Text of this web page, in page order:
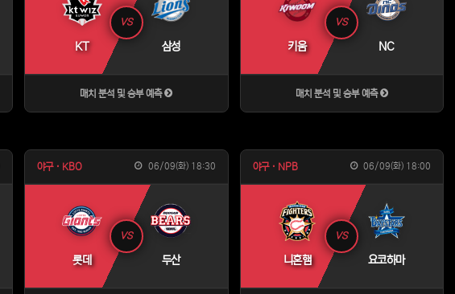
KT
VS
삼성
매치 분석 및 승부 예측
키움
VS
NC
매치 분석 및 승부 예측
야구 · KBO 06/09(화) 18:30
롯데
VS
두산
야구 · NPB 06/09(화) 18:00
니혼햄
VS
요코하마